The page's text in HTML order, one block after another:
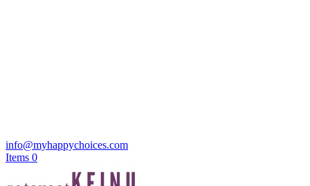
info@myhappychoices.com
Items 0